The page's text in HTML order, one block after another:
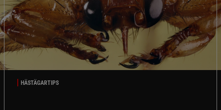
HÄSTÄGARTIPS